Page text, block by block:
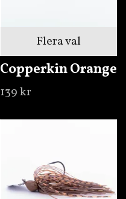
Flera val
Copperkin Orange
139 kr